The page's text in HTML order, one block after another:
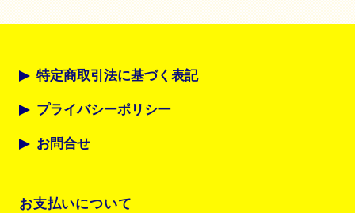
特定商取引法に基づく表記
プライバシーポリシー
お問合せ
お支払いについて